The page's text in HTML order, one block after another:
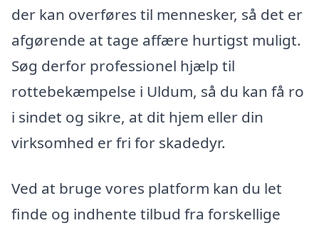
der kan overføres til mennesker, så det er
afgørende at tage affære hurtigst muligt.
Søg derfor professionel hjælp til
rottebekæmpelse i Uldum, så du kan få ro
i sindet og sikre, at dit hjem eller din
virksomhed er fri for skadedyr.
Ved at bruge vores platform kan du let
finde og indhente tilbud fra forskellige